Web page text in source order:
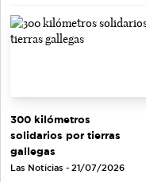
300 kilómetros
solidarios por tierras
gallegas
Las Noticias - 21/07/2026